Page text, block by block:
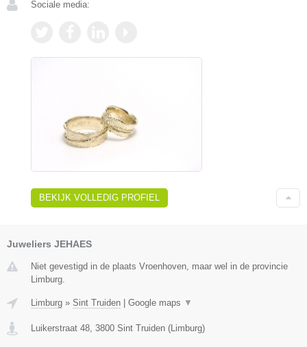
Sociale media:
BEKIJK VOLLEDIG PROFIEL
Juweliers JEHAES
Niet gevestigd in de plaats Vroenhoven, maar wel in de provincie
Limburg.
Limburg » Sint Truiden | Google maps ▼
Luikerstraat 48 3800 Sint Truiden (Limburg)